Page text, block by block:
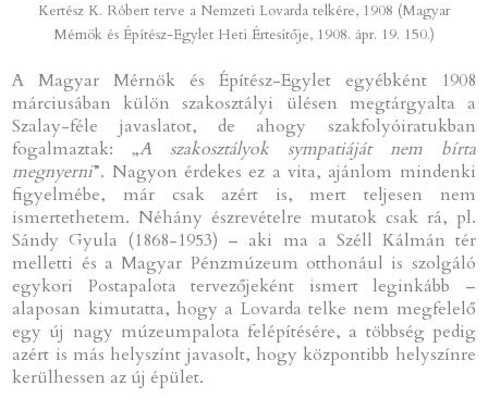
Kertész K. Róbert terve a Nemzeti Lovarda telkére, 1908 (Magyar
Mérnök és Építész-Egylet Heti Értesítője, 1908. ápr. 19. 150.)
A Magyar Mérnök és Építész-Egylet egyébként 1908
márciusában külön szakosztályi ülésen megtárgyalta a
Szalay-féle javaslatot, de ahogy szakfolyóiratukban
fogalmaztak: „A szakosztályok sympatiáját nem bírta
megnyerni”. Nagyon érdekes ez a vita, ajánlom mindenki
figyelmébe, már csak azért is, mert teljesen nem
ismertethetem. Néhány észrevételre mutatok csak rá, pl.
Sándy Gyula (1868-1953) – aki ma a Széll Kálmán tér
melletti és a Magyar Pénzmúzeum otthonául is szolgáló
egykori Postapalota tervezőjeként ismert leginkább –
alaposan kimutatta, hogy a Lovarda telke nem megfelelő
egy új nagy múzeumpalota felépítésére, a többség pedig
azért is más helyszínt javasolt, hogy központibb helyszínre
kerülhessen az új épület.